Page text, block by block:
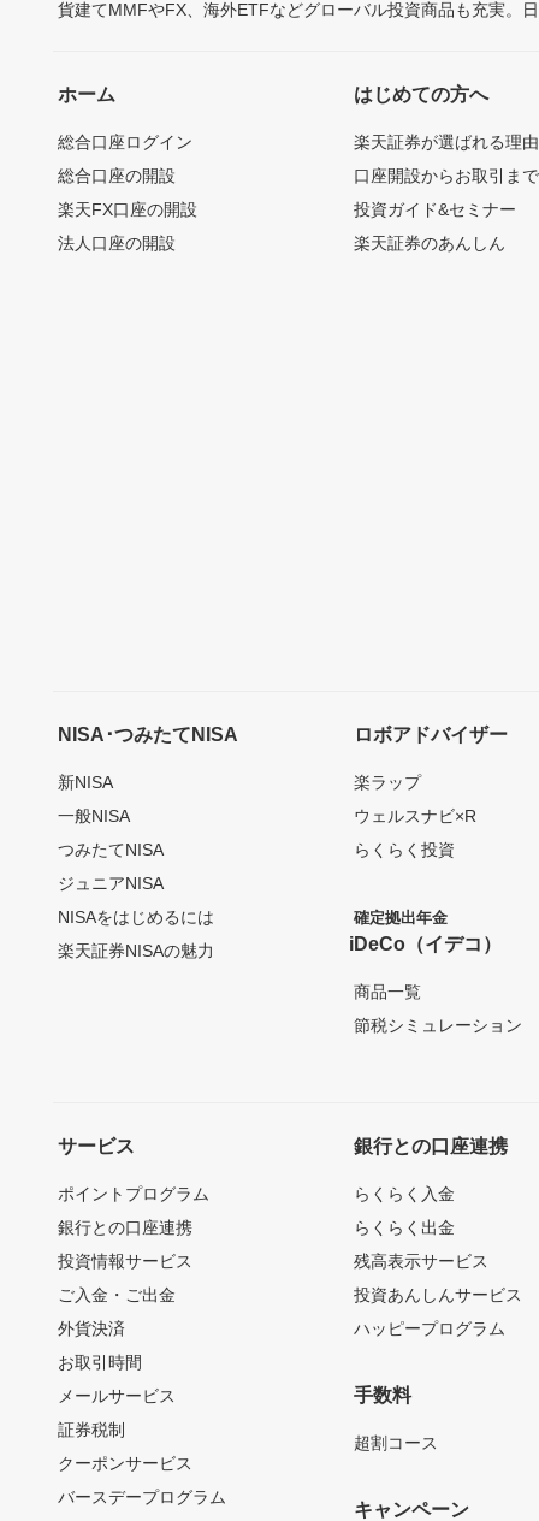
貨建てMMFやFX、海外ETFなどグローバル投資商品も充実。
ホーム
総合口座ログイン
総合口座の開設
楽天FX口座の開設
法人口座の開設
はじめての方へ
楽天証券が選ばれる理由
口座開設からお取引ま
投資ガイド&セミナー
楽天証券のあんしん
NISA･つみたてNISA
新NISA
一般NISA
つみたてNISA
ジュニアNISA
NISAをはじめるには
楽天証券NISAの魅力
ロボアドバイザー
楽ラップ
ウェルスナビ×R
らくらく投資
確定拠出年金
iDeCo（イデコ）
商品一覧
節税シミュレーション
サービス
ポイントプログラム
銀行との口座連携
投資情報サービス
ご入金・ご出金
外貨決済
お取引時間
メールサービス
証券税制
クーポンサービス
バースデープログラム
銀行との口座連携
らくらく入金
らくらく出金
残高表示サービス
投資あんしんサービス
ハッピープログラム
手数料
超割コース
キャンペーン